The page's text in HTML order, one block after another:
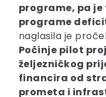
programe, pa je
programe
naglasila je
Počinje pilot
željezničkog
financira od
prometa i